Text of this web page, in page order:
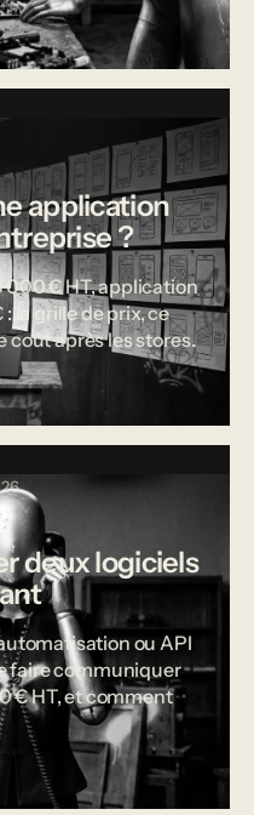
application
?
000 € HT, application
la grille de prix, ce
coût après les stores.
deux logiciels
ou API
faire communiquer
€ HT, et comment